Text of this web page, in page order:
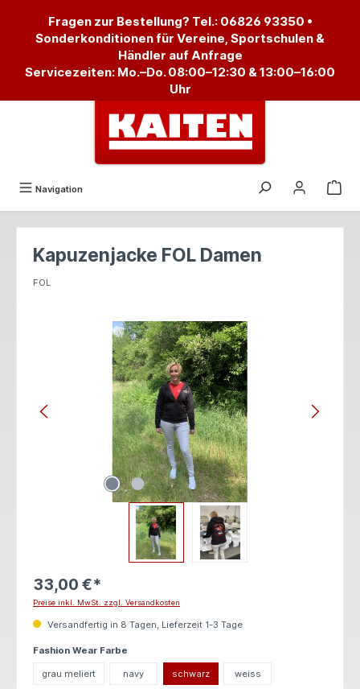
Fragen zur Bestellung? Tel.: 06826 93350 •
Sonderkonditionen für Vereine, Sportschulen &
Händler auf Anfrage
Servicezeiten: Mo.–Do. 08:00–12:30 & 13:00–16:00
Uhr
Navigation
Kapuzenjacke FOL Damen
FOL
Bildergalerie überspringen
33,00 €*
Preise inkl. MwSt. zzgl. Versandkosten
Versandfertig in 8 Tagen, Lieferzeit 1-3 Tage
Fashion Wear Farbe
grau meliert navy schwarz weiss